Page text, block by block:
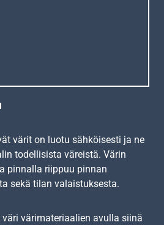
värit on luotu sähköisesti ja ne
todellisista väreistä. Värin
pinnalla riippuu pinnan
sekä tilan valaistuksesta.
värimateriaalien avulla siinä